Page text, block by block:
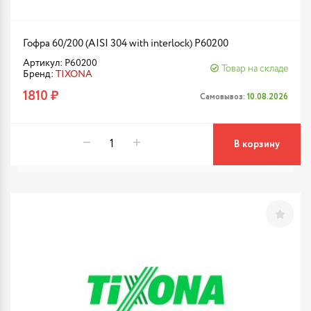
Гофра 60/200 (AISI 304 with interlock) P60200
Артикул: P60200
Бренд: TIXONA
Товар на складе
1810 ₽ Самовывоз: 10.08.2026
В корзину